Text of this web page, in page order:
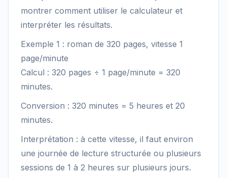
montrer comment utiliser le calculateur et
interpréter les résultats.
Exemple 1 : roman de 320 pages, vitesse 1
page/minute
Calcul : 320 pages ÷ 1 page/minute = 320
minutes.
Conversion : 320 minutes = 5 heures et 20
minutes.
Interprétation : à cette vitesse, il faut environ
une journée de lecture structurée ou plusieurs
sessions de 1 à 2 heures sur plusieurs jours.